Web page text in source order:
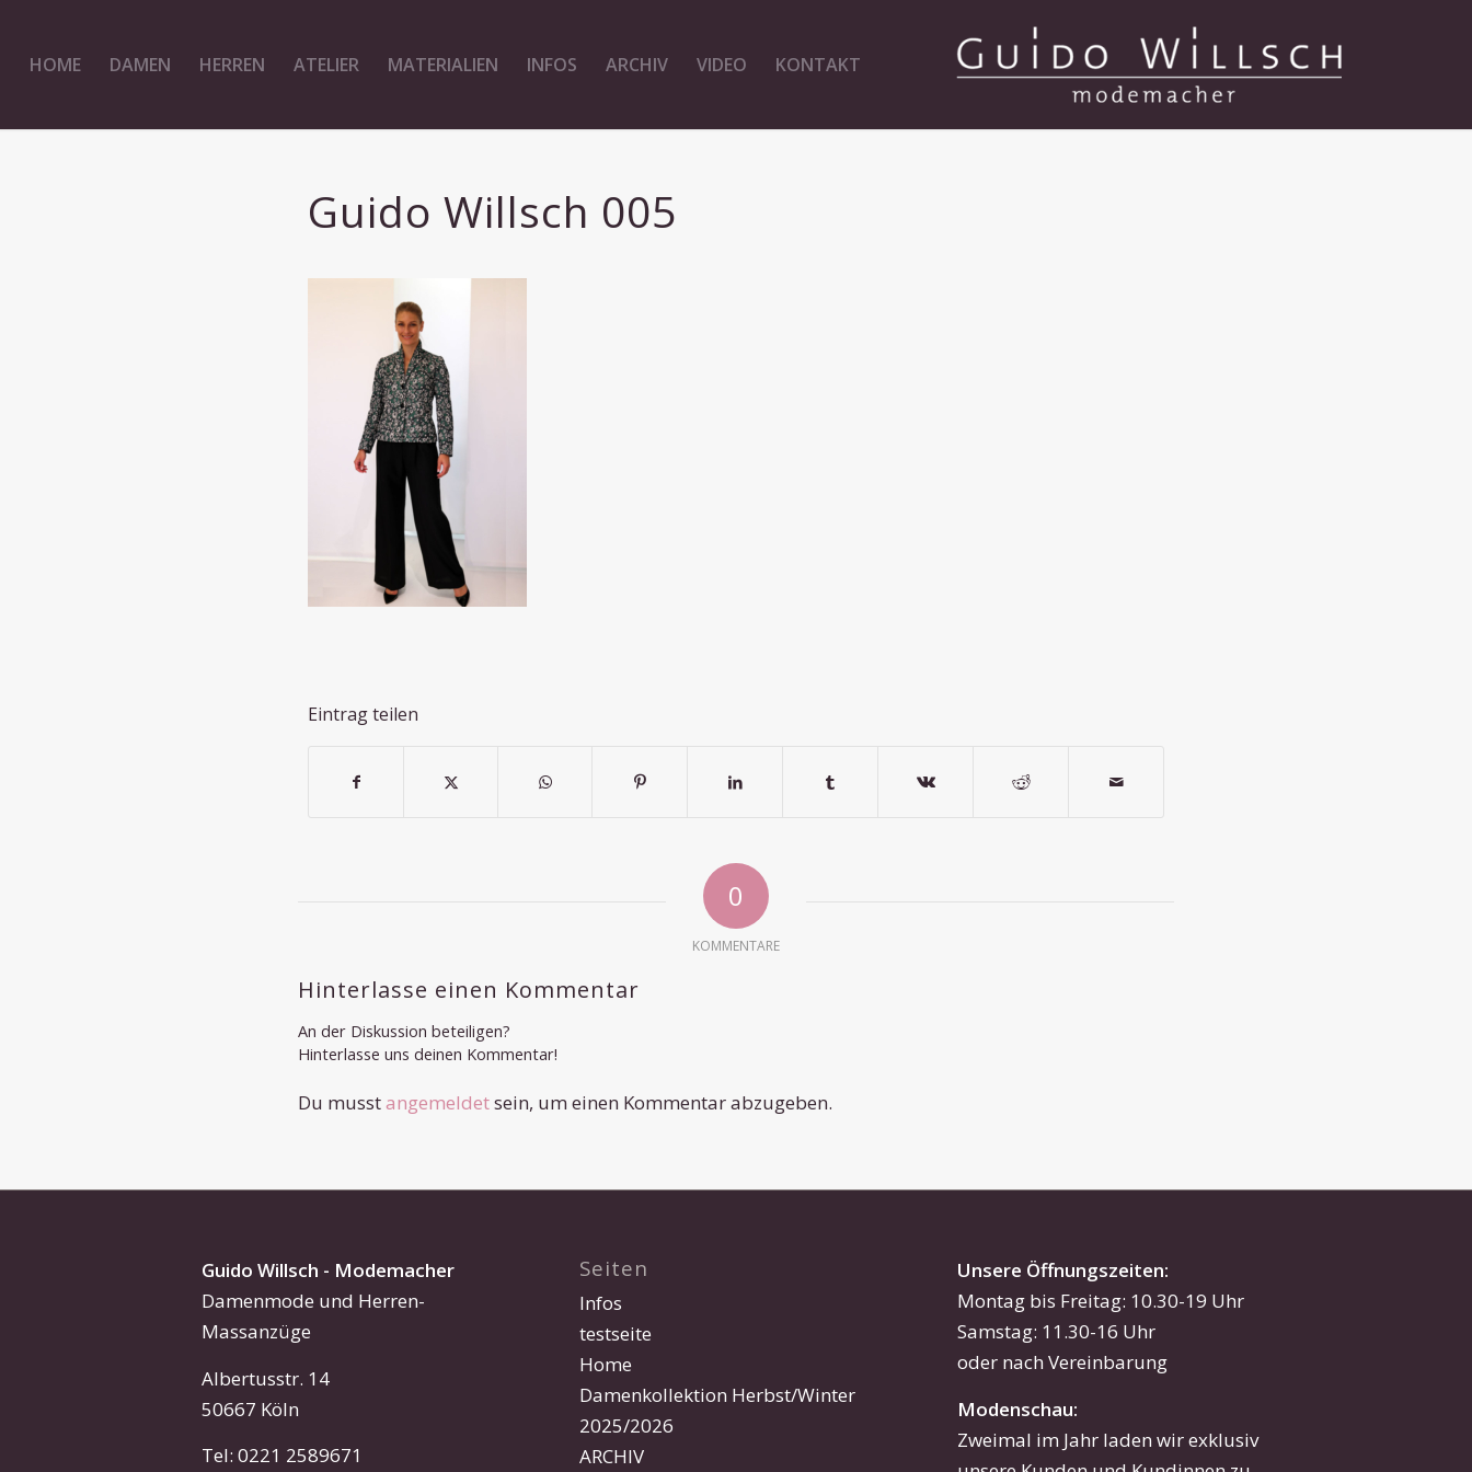
HOME DAMEN HERREN ATELIER MATERIALIEN INFOS ARCHIV VIDEO KONTAKT
Guido Willsch 005
Eintrag teilen
0
KOMMENTARE
Hinterlasse einen Kommentar
An der Diskussion beteiligen?
Hinterlasse uns deinen Kommentar!
Du musstangemeldetsein, um einen Kommentar abzugeben.
Guido Willsch - Modemacher
Damenmode und Herren-
Massanzüge
Albertusstr. 14
50667 Köln
Tel: 0221 2589671
Seiten
Infos
testseite
Home
Damenkollektion Herbst/Winter
2025/2026
ARCHIV
Unsere Öffnungszeiten:
Montag bis Freitag: 10.30-19 Uhr
Samstag: 11.30-16 Uhr
oder nach Vereinbarung
Modenschau:
Zweimal im Jahr laden wir exklusiv